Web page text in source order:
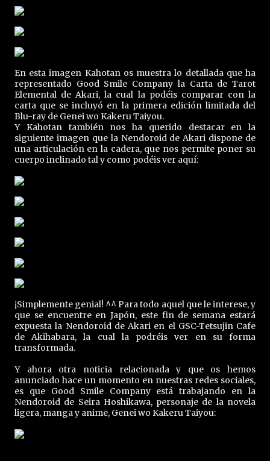
En esta imagen Kahotan os muestra lo detallada que ha
representado Good Smile Company la Carta de Tarot
Elemental de Akari, la cual la podéis comparar con la
carta que se incluyó en la primera edición limitada del
Blu-ray de Genei wo Kakeru Taiyou.
Y Kahotan también nos ha querido destacar en la
siguiente imagen que la Nendoroid de Akari dispone de
una articulación en la cadera, que nos permite poner su
cuerpo inclinado tal y como podéis ver aquí:
¡Simplemente genial! ^^ Para todo aquel que le interese, y
que se encuentre en Japón, este fin de semana estará
expuesta la Nendoroid de Akari en el GSC-Tetsujin Cafe
de Akihabara, la cual la podréis ver en su forma
transformada.
Y ahora otra noticia relacionada y que os hemos
anunciado hace un momento en nuestras redes sociales,
es que Good Smile Company está trabajando en la
Nendoroid de Seira Hoshikawa, personaje de la novela
ligera, manga y anime, Genei wo Kakeru Taiyou: